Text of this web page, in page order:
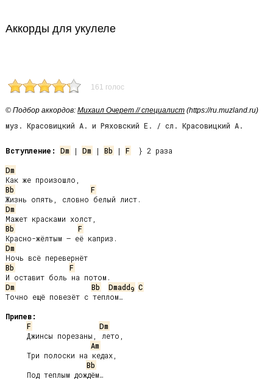
Аккорды для укулеле
161 голос
© Подбор аккордов: Михаил Очерет // специалист (https://ru.muzland.ru)
муз. Красовицкий А. и Ряховский Е. / сл. Красовицкий А.
Вступление: Dm | Dm | Bb | F
  } 2 раза
Dm
Bb
F
Dm
Bb
F
Dm
Bb
F
Dm
Bb Dmadd9 C
Точно ещё повезёт с теплом…
Припев:
F
Dm
Am
Bb